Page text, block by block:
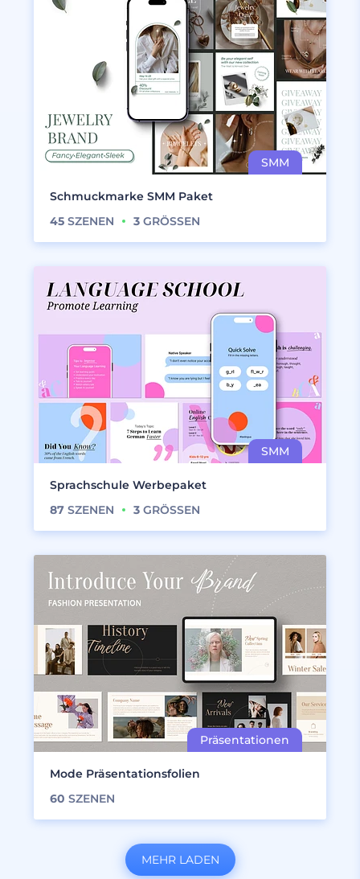
Schmuckmarke SMM Paket
45 SZENEN 3 GRÖSSEN
Sprachschule Werbepaket
87 SZENEN 3 GRÖSSEN
Mode Präsentationsfolien
60 SZENEN
MEHR LADEN